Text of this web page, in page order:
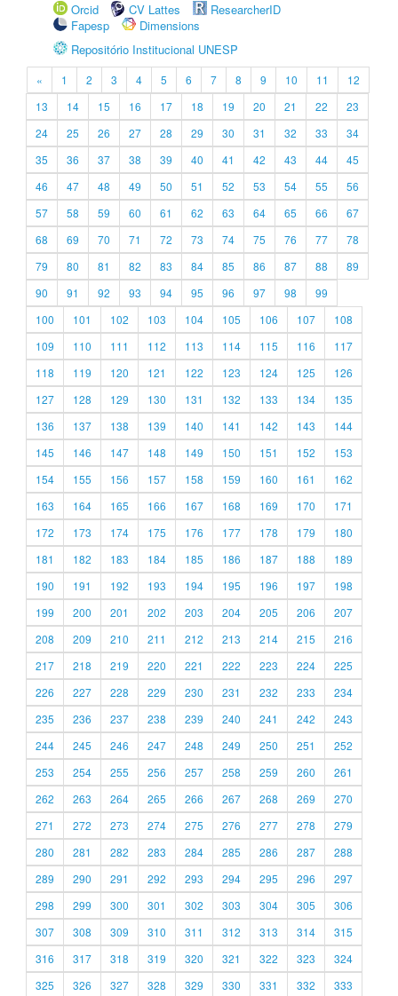
Orcid
CV Lattes
ResearcherID
Fapesp
Dimensions
Repositório Institucional UNESP
« 1 2 3 4 5 6 7 8 9 10 11
12
13
14 15 16 17 18 19 20 21 22
23
24
25 26 27 28 29 30 31 32 33
34
35
36 37 38 39 40 41 42 43 44
45
46
47 48 49 50 51 52 53 54 55
56
57
58 59 60 61 62 63 64 65 66
67
68
69 70 71 72 73 74 75 76 77
78
79
80 81 82 83 84 85 86 87 88
89
90
91 92 93 94 95 96 97 98
99
100
101 102 103 104 105 106 107
108
109
110 111 112 113 114 115 116
117
118
119 120 121 122 123 124 125
126
127
128 129 130 131 132 133 134
135
136
137 138 139 140 141 142 143
144
145
146 147 148 149 150 151 152
153
154
155 156 157 158 159 160 161
162
163
164 165 166 167 168 169 170
171
172
173 174 175 176 177 178 179
180
181
182 183 184 185 186 187 188
189
190
191 192 193 194 195 196 197
198
199
200 201 202 203 204 205 206
207
208
209 210 211 212 213 214 215
216
217
218 219 220 221 222 223 224
225
226
227 228 229 230 231 232 233
234
235
236 237 238 239 240 241 242
243
244
245 246 247 248 249 250 251
252
253
254 255 256 257 258 259 260
261
262
263 264 265 266 267 268 269
270
271
272 273 274 275 276 277 278
279
280
281 282 283 284 285 286 287
288
289
290 291 292 293 294 295 296
297
298
299 300 301 302 303 304 305
306
307
308 309 310 311 312 313 314
315
316
317 318 319 320 321 322 323
324
325
326 327 328 329 330 331 332 333